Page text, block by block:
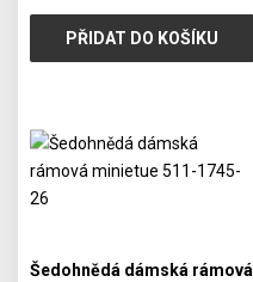
PŘIDAT DO KOŠÍKU
Šedohnědá dámská rámová